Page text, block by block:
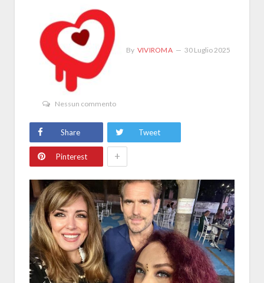
By VIVIROMA 30 Luglio 2025
Nessun commento
Share Tweet
Pinterest +